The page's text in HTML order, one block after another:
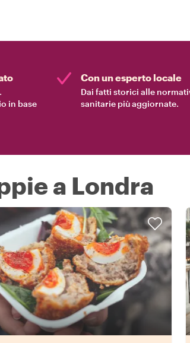
in base
Con un esperto locale
Dai fatti storici alle
sanitarie più aggiornate.
a Londra
Scegli il tuo local preferito